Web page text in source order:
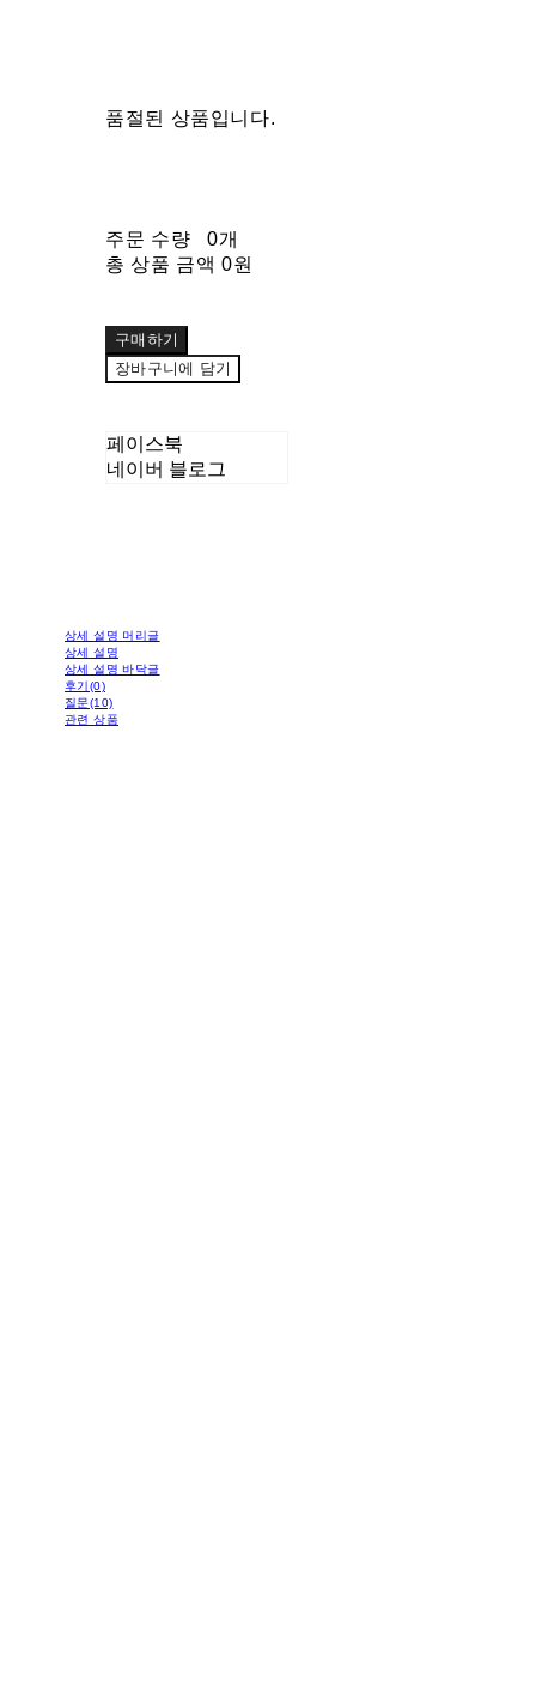
품절된 상품입니다.
주문 수량
0개
총 상품 금액 0원
구매하기
장바구니에 담기
페이스북
네이버 블로그
상세 설명 머리글
상세 설명
상세 설명 바닥글
후기(0)
질문(10)
관련 상품